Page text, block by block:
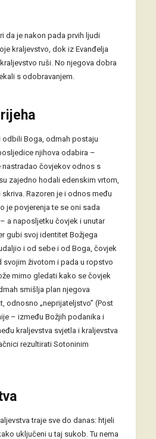
da je nakon pada prvih ljudi
kraljevstvo, dok iz Evanđelja
ruši. No njegova dobra
s odobravanjem.
odbili Boga, odmah postaju
njihova odabira –
nastradao čovjekov odnos s
zajedno hodali edenskim vrtom,
Razoren je i odnos među
je povjerenja te se oni sada
a naposljetku čovjek i unutar
gubi svoj identitet Božjega
i od sebe i od Boga, čovjek
svojim životom i pada u ropstvo
mirno gledati kako se čovjek
smišlja plan njegova
odnosno „neprijateljstvo” (Post
– između Božjih podanika i
kraljevstva svjetla i kraljevstva
rezultirati Sotoninim
traje sve do danas: htjeli
uključeni u taj sukob. Tu nema